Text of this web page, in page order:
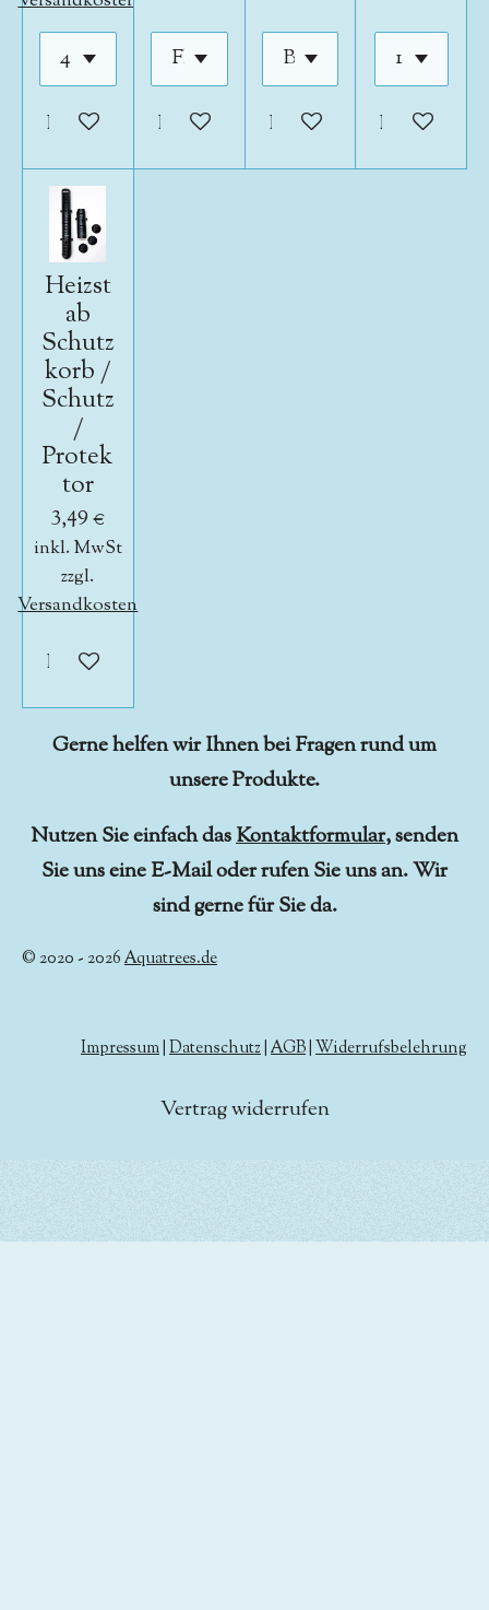
In den WarenkorbIn den WarenkorbIn den Warenkorb
In den
Heizst
ab
Schutz
korb /
Schutz
/
Protek
tor
3,49 €
inkl. MwSt
zzgl.
Versandkosten
In den Warenkorb
Gerne helfen wir Ihnen bei Fragen rund um
unsere Produkte.
Nutzen Sie einfach dasKontaktformular, senden
Sie uns eine E-Mail oder rufen Sie uns an. Wir
sind gerne für Sie da.
© 2020 - 2026Aquatrees.de
Impressum Datenschutz AGB Widerrufsbelehrung
Vertrag widerrufen